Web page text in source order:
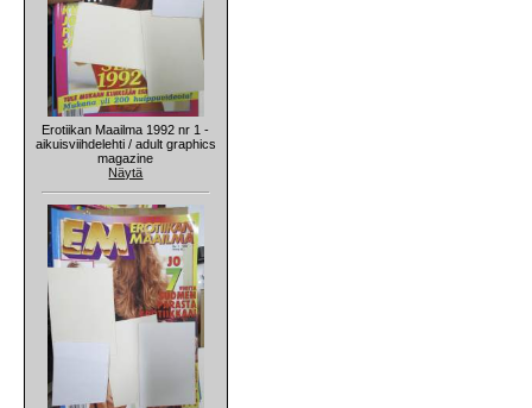
Erotiikan Maailma 1992 nr 1 -
aikuisviihdelehti / adult graphics
magazine
Näytä